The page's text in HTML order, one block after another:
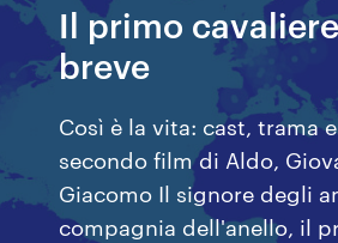
Il primo
breve
Così è la vita: cast, trama
secondo film di Aldo,
Giacomo Il signore degli
compagnia dell'anello, il